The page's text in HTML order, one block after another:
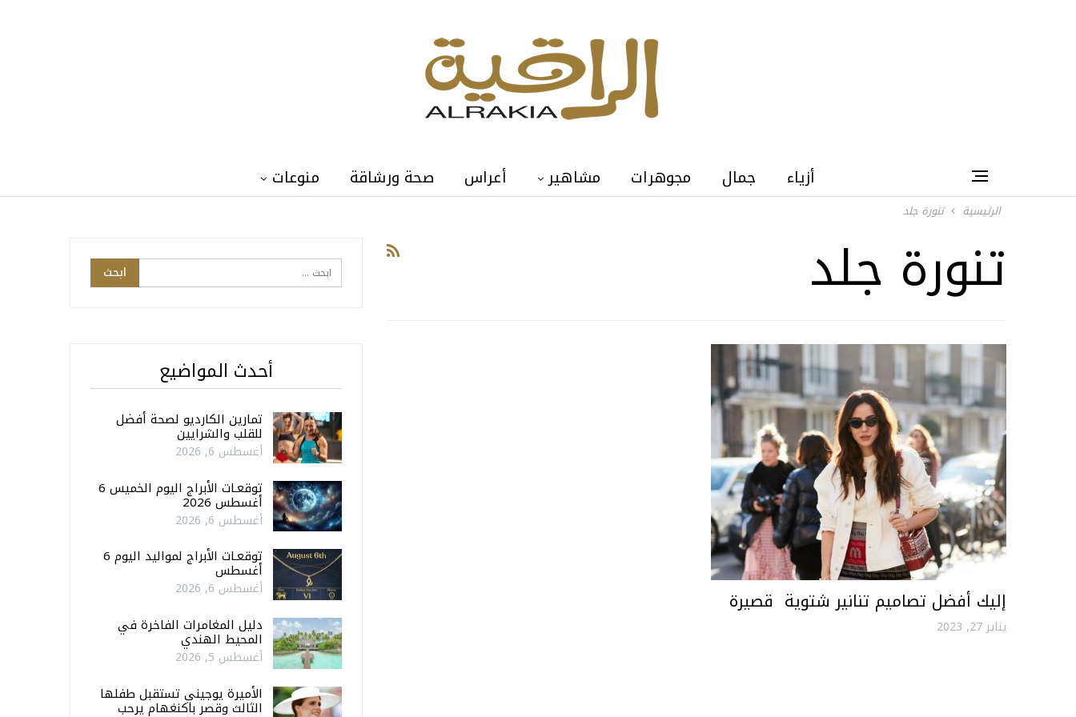
أزياء جمال مجوهرات مشاهير أعراس صحة ورشاقة منوعات
الرئيسية تنورة جلد
تنورة جلد
إليك أفضل تصاميم تنانير شتوية قصيرة
يناير 27, 2023
أحدث المواضيع
تمارين الكارديو لصحة أفضل
للقلب والشرايين
أغسطس 6, 2026
توقعـات الأبراج اليوم الخميس 6
أغسطس 2026
أغسطس 6, 2026
توقعـات الأبراج لمواليد اليوم 6
أغسطس
أغسطس 6, 2026
دليل المغامرات الفاخرة في
المحيط الهندي
أغسطس 5, 2026
الأميرة يوجيني تستقبل طفلها
الثالث وقصر باكنغهام يرحب